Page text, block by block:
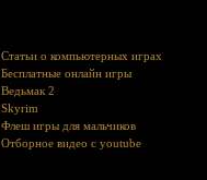
Статьи о компьютерных играх
Бесплатные онлайн игры
Ведьмак 2
Skyrim
Флеш игры для мальчиков
Отборное видео с youtube